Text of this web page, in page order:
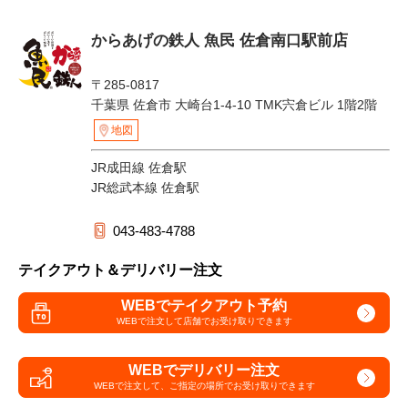
からあげの鉄人 魚民 佐倉南口駅前店
〒285-0817
千葉県 佐倉市 大崎台1-4-10 TMK宍倉ビル 1階2階
地図
JR成田線 佐倉駅
JR総武本線 佐倉駅
043-483-4788
テイクアウト＆デリバリー注文
WEBでテイクアウト予約
WEBで注文して店舗でお受け取りできます
WEBでデリバリー注文
WEBで注文して、 ご指定の場所でお受け取りできます